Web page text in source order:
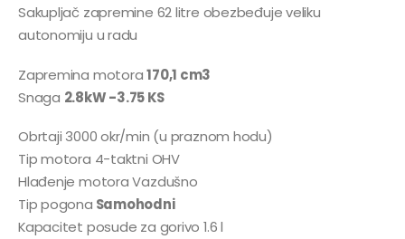
Sakupljač zapremine 62 litre obezbeđuje veliku
autonomiju u radu
Zapremina motora170,1 cm3
Snaga 2.8kW -3.75 KS
Obrtaji 3000 okr/min (u praznom hodu)
Tip motora 4-taktni OHV
Hlađenje motora Vazdušno
Tip pogona Samohodni
Kapacitet posude za gorivo 1.6 l